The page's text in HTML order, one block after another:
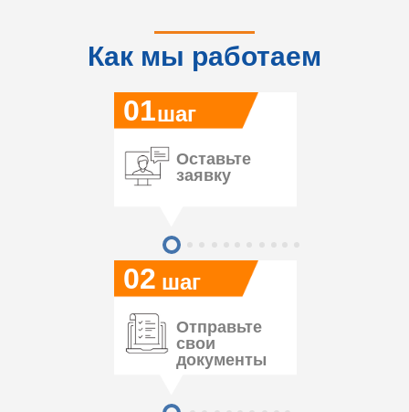
Как мы работаем
02
01
Оставьте
заявку
шаг
шаг
Отправьте
свои
документы